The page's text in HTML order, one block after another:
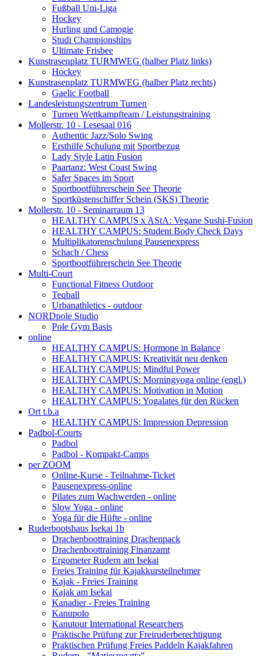
Fußball Uni-Liga
Hockey
Hurling und Camogie
Studi Championships
Ultimate Frisbee
Kunstrasenplatz TURMWEG (halber Platz links)
Hockey
Kunstrasenplatz TURMWEG (halber Platz rechts)
Gaelic Football
Landesleistungszentrum Turnen
Turnen Wettkampfteam / Leistungstraining
Mollerstr. 10 - Lesesaal 016
Authentic Jazz/Solo Swing
Ersthilfe Schulung mit Sportbezug
Lady Style Latin Fusion
Paartanz: West Coast Swing
Safer Spaces im Sport
Sportbootführerschein See Theorie
Sportküstenschiffer Schein (SKS) Theorie
Mollerstr. 10 - Seminarraum 13
HEALTHY CAMPUS x AStA: Vegane Sushi-Fusion
HEALTHY CAMPUS: Student Body Check Days
Multiplikatorenschulung Pausenexpress
Schach / Chess
Sportbootführerschein See Theorie
Multi-Court
Functional Fitness Outdoor
Teqball
Urbanathletics - outdoor
NORDpole Studio
Pole Gym Basis
online
HEALTHY CAMPUS: Hormone in Balance
HEALTHY CAMPUS: Kreativität neu denken
HEALTHY CAMPUS: Mindful Power
HEALTHY CAMPUS: Morningyoga online (engl.)
HEALTHY CAMPUS: Motivation in Motion
HEALTHY CAMPUS: Yogalates für den Rücken
Ort t.b.a
HEALTHY CAMPUS: Impression Depression
Padbol-Courts
Padbol
Padbol - Kompakt-Camps
per ZOOM
Online-Kurse - Teilnahme-Ticket
Pausenexpress-online
Pilates zum Wachwerden - online
Slow Yoga - online
Yoga für die Hüfte - online
Ruderbootshaus Isekai 1b
Drachenboottraining Drachenpack
Drachenboottraining Finanzamt
Ergometer Rudern am Isekai
Freies Training für Kajakkursteilnehmer
Kajak - Freies Training
Kajak am Isekai
Kanadier - Freies Training
Kanupolo
Kanutour International Researchers
Praktische Prüfung zur Freiruderberechtigung
Praktischen Prüfung Freies Paddeln Kajakfahren